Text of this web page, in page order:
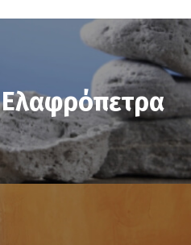
Ελαφρόπετρα